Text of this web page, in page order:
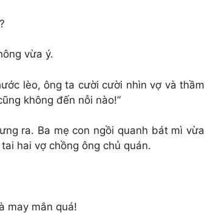
vừa ý.
lèo, ông ta cười cười nhìn vợ và thầm
không đến nỗi nào!”
ra. Ba mẹ con ngồi quanh bát mì vừa
hai vợ chồng ông chủ quán.
may mắn quá!